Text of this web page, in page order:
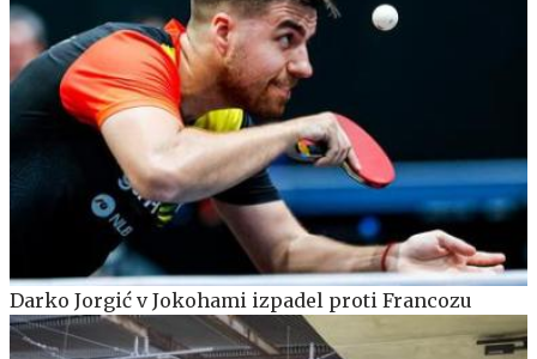
Darko Jorgić v Jokohami izpadel proti Francozu